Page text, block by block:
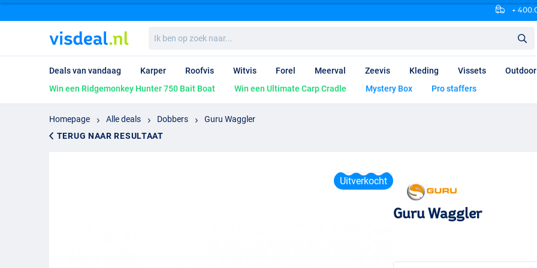
+
ben
op
naar...
Deals van vandaag Karper Roofvis Witvis Forel Meerval Zeevis Kleding Vissets Outdoor
Win een Ridgemonkey Hunter 750 Bait Boat
Win een Ultimate Carp Cradle Mystery Box Pro staffers
Homepage Alle deals Dobbers
Guru Waggler
TERUG NAAR RESULTAAT
Uitverkocht
Guru Waggler